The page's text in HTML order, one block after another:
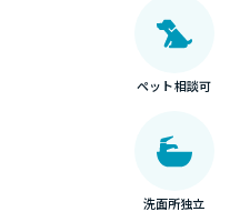
ペット相談可
洗面所独立